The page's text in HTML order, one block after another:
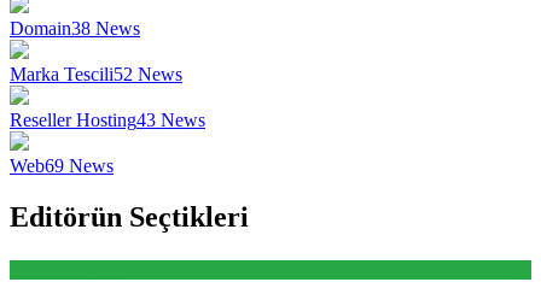
Domain38 News
Marka Tescili52 News
Reseller Hosting43 News
Web69 News
Editörün Seçtikleri